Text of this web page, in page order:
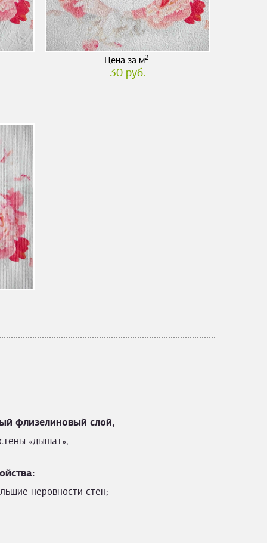
Цена за м2:
30 руб.
флизелиновый слой,
«дышат»;
неровности стен;